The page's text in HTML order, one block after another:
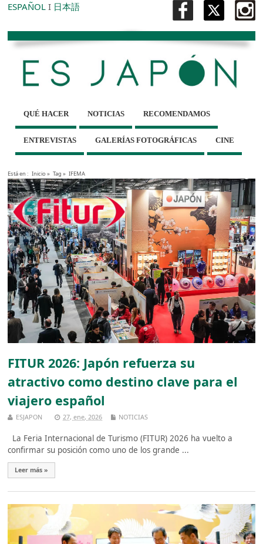
ESPAÑOL I 日本語
QUÉ HACER NOTICIAS RECOMENDAMOS
ENTREVISTAS GALERÍAS FOTOGRÁFICAS CINE
Está en : Inicio» Tag » IFEMA
FITUR 2026: Japón refuerza su
atractivo como destino clave para el
viajero español
ESJAPON 27, ene, 2026 NOTICIAS
La Feria Internacional de Turismo (FITUR) 2026 ha vuelto a
confirmar su posición como uno de los grande ...
Leer más »